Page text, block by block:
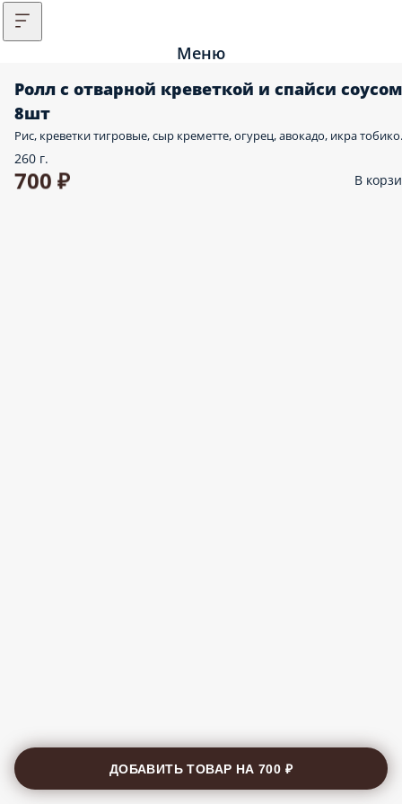
Меню
Ролл с отварной креветкой и спайси соусом
8шт
Рис, креветки тигровые, сыр креметте, огурец, авокадо, икра тобико.
260 г.
700 ₽ В
ДОБАВИТЬ ТОВАР НА700 ₽